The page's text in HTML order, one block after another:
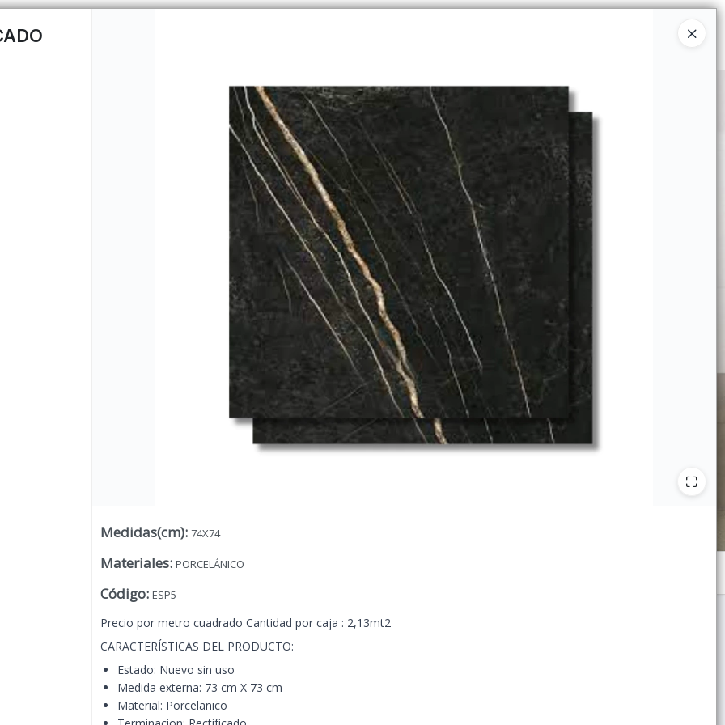
Medidas(cm): 74X74
Materiales: PORCELÁNICO
Código: ESP5
Precio por metro cuadrado Cantidad por caja : 2,13mt2
CARACTERÍSTICAS DEL PRODUCTO:
Estado: Nuevo sin uso
Medida externa: 73 cm X 73 cm
Material: Porcelanico
Lista vacía